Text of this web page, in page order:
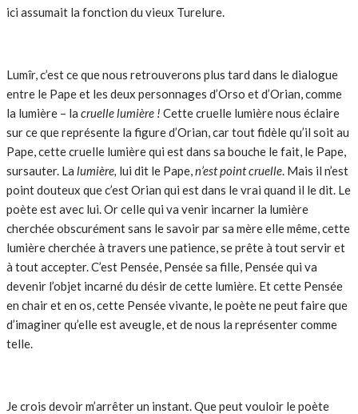
ici assumait la fonction du vieux Turelure.
Lumîr, c’est ce que nous retrouverons plus tard dans le dialogue
entre le Pape et les deux personnages d’Orso et d’Orian, comme
la lumière – la cruelle lumière ! Cettecruelle lumière nous éclaire
sur ce que représente la figure d’Orian, car tout fidèle qu’il soit au
Pape, cette cruelle lumière qui est dans sa bouche le fait, le Pape,
sursauter. La lumière, lui dit le Pape,n’est point cruelle. Mais il n’est
point douteux que c’est Orian qui est dans le vrai quand il le dit. Le
poète est avec lui. Or celle qui va venir incarner la lumière
cherchée obscurément sans le savoir par sa mère elle même, cette
lumière cherchée à travers une patience, se prête à tout servir et
à tout accepter. C’est Pensée, Pensée sa fille, Pensée qui va
devenir l’objet incarné du désir de cette lumière. Et cette Pensée
en chair et en os, cette Pensée vivante, le poète ne peut faire que
d’imaginer qu’elle est aveugle, et de nous la représenter comme
telle.
Je crois devoir m’arrêter un instant. Que peut vouloir le poète